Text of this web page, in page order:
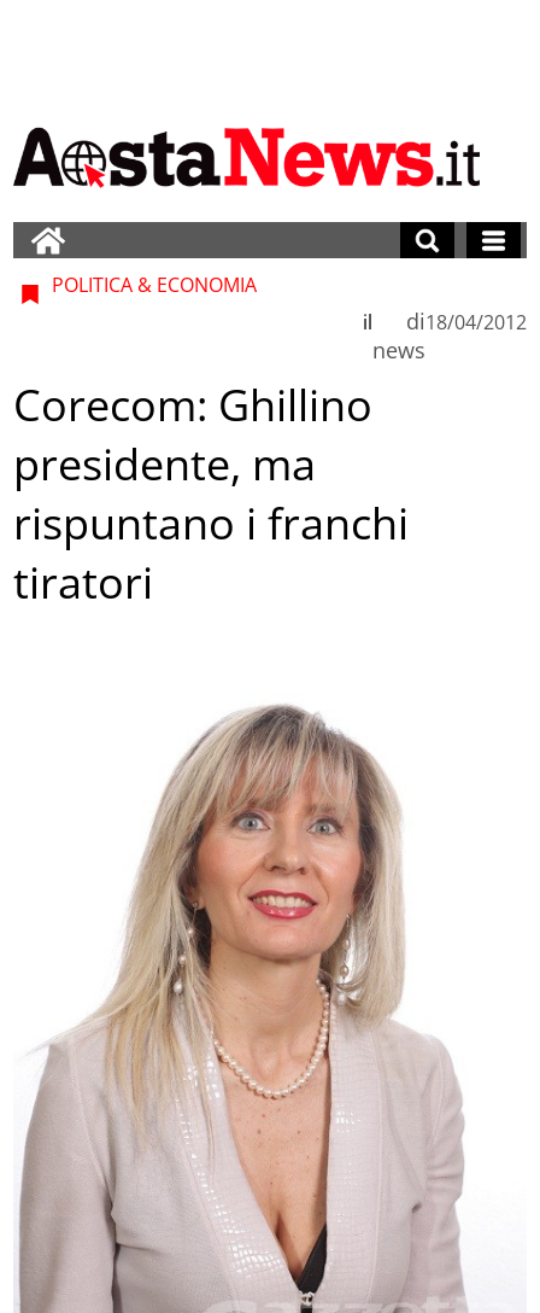
POLITICA & ECONOMIA
di
news
il 18/04/2012
Corecom: Ghillino
presidente, ma
rispuntano i franchi
tiratori